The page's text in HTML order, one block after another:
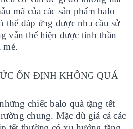
mã của các sản phẩm balo
thể đáp ứng được nhu cầu sử
vẫn thể hiện được tinh thần
mẻ.
ỔN ĐỊNH KHÔNG QUÁ
chiếc balo quà tặng tết
chung. Mặc dù giá cả các